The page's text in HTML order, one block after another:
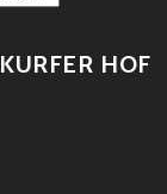
KURFER HOF